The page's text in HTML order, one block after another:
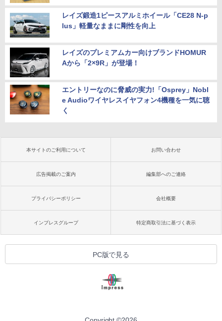
レイズ鍛造1ピースアルミホイール「CE28 N-p
lus」軽量なままに剛性を向上
レイズのプレミアムカー向けブランドHOMUR
Aから「2×9R」が登場！
エントリーなのに脅威の実力!「Osprey」Nobl
e Audioワイヤレスイヤフォン4機種を一気に聴
く
本サイトのご利用について お問い合わせ
広告掲載のご案内 編集部へのご連絡
プライバシーポリシー 会社概要
インプレスグループ 特定商取引法に基づく表示
PC版で見る